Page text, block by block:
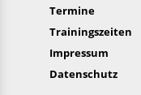
Termine
Trainingszeiten
Impressum
Datenschutz